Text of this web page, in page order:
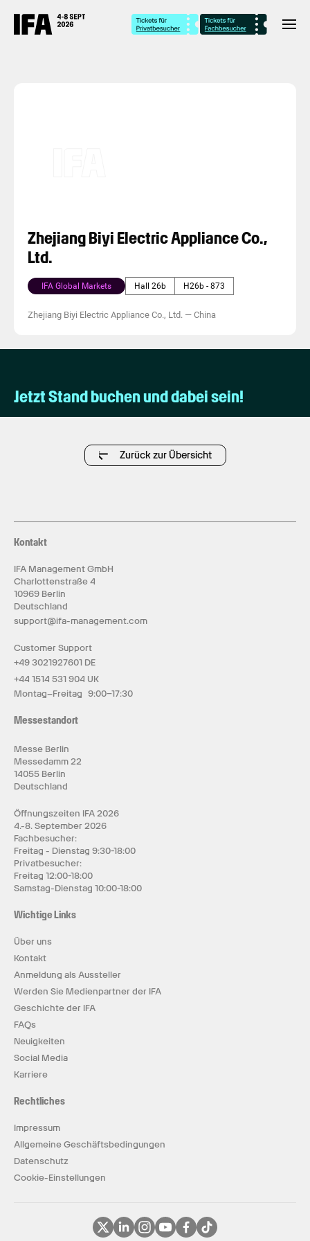
Zhejiang Biyi Electric Appliance Co.,
Ltd.
IFA Global Markets Hall 26b H26b - 873
Zhejiang Biyi Electric Appliance Co., Ltd. — China
Jetzt Stand buchen und dabei sein!
Zurück zur Übersicht
Kontakt
IFA Management GmbH
Charlottenstraße 4
10969 Berlin
Deutschland
support@ifa-management.com
Customer Support
+49 3021927601 DE
+44 1514 531 904 UK
Montag–Freitag 9:00–17:30
Messestandort
Messe Berlin
Messedamm 22
14055 Berlin
Deutschland
Öffnungszeiten IFA 2026
4.-8. September 2026
Fachbesucher:
Freitag - Dienstag 9:30-18:00
Privatbesucher:
Freitag 12:00-18:00
Samstag-Dienstag 10:00-18:00
Wichtige Links
Über uns
Kontakt
Anmeldung als Aussteller
Werden Sie Medienpartner der IFA
Geschichte der IFA
FAQs
Neuigkeiten
Social Media
Karriere
Rechtliches
Impressum
Allgemeine Geschäftsbedingungen
Datenschutz
Cookie-Einstellungen